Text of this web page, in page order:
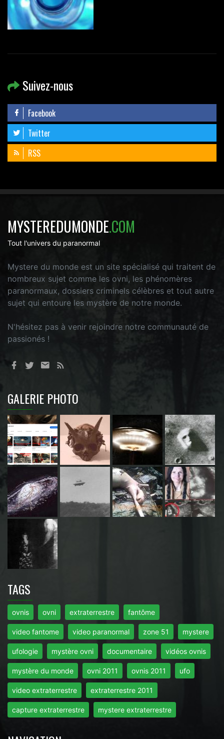
Suivez-nous
Facebook
Twitter
RSS
MYSTEREDUMONDE.COM
Tout l'univers du paranormal
Mystere du monde est un site spécialisé qui traitent de
nombreux sujet comme les ovni, les phénomères
paranormaux, dossiers criminels célèbres et tout autre
sujet qui entoure les mystère de notre monde.
N'hésitez pas à venir rejoindre notre communauté de
passionés !
GALERIE PHOTO
TAGS
ovnis ovni extraterrestre fantôme
video fantome video paranormal zone 51 mystere
ufologie mystère ovni documentaire vidéos ovnis
mystère du monde ovni 2011 ovnis 2011 ufo
video extraterrestre extraterrestre 2011
capture extraterrestre mystere extraterrestre